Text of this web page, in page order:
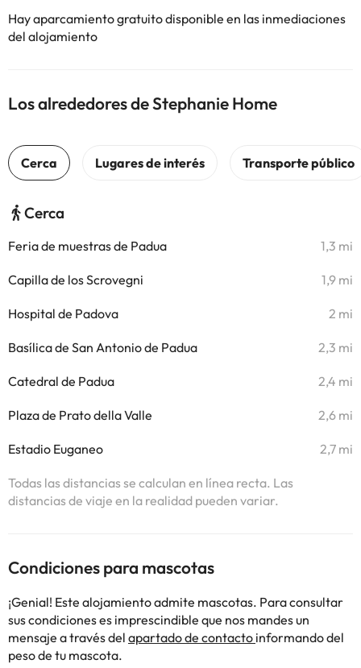
Hay aparcamiento gratuito disponible en las inmediaciones
del alojamiento
Los alrededores de Stephanie Home
Cerca
Feria de muestras de Padua 1,3 mi
Capilla de los Scrovegni 1,9 mi
Hospital de Padova 2 mi
Basílica de San Antonio de Padua 2,3 mi
Catedral de Padua 2,4 mi
Plaza de Prato della Valle 2,6 mi
Estadio Euganeo 2,7 mi
Todas las distancias se calculan en línea recta. Las
distancias de viaje en la realidad pueden variar.
Condiciones para mascotas
¡Genial! Este alojamiento admite mascotas. Para consultar
sus condiciones es imprescindible que nos mandes un
mensaje a través del apartado de contacto informando del
peso de tu mascota.